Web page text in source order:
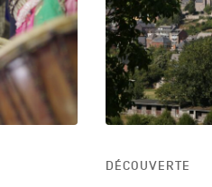
DÉCOUVERTE